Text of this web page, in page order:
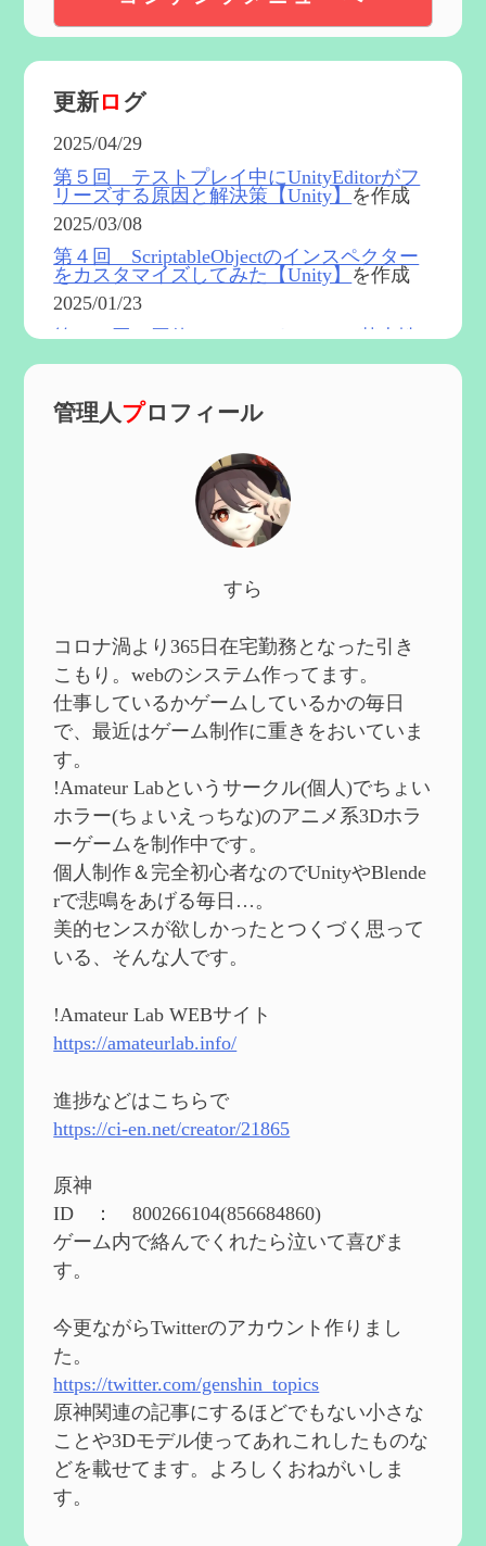
更新ロ グ
2025/04/29
第５回 テストプレイ中にUnityEditorがフ
リーズする原因と解決策【Unity】 を作成
2025/03/08
第４回 ScriptableObjectのインスペクター
をカスタマイズしてみた【Unity】 を作成
2025/01/23
第５４回 召使(アルレッキーノ)の基本性
第６０回 炎神マーヴィカの性能、探索に
第５９回 アチーブメント「対決者・２」
を作成
第５８回 集敵以外のすべてを持ってしま
ったサポーターシロネンの解説【2凸ま
2024/09/02
第５７回 アチーブメント「対決者・１」
を手に入れたい
を作成
2024/09/02
第５６回 ムアラニの簡易解説と使用感な
ど【0~1凸】
2024/08/11
第５５回 【無凸無モチ】エミリエを使っ
てみた感想を作成
2024/06/26
第４９回 フリーナの簡易性能紹介とテン
ションについての検証を更新
2024/05/12
能と3凸までを更新
2024/05/11
eを3BBB化してみた
2024/04/26
能と3凸まで
2024/04/03
第４８回 ヌヴィレットの性能と凸比較
更新
2024/2/10
能 それぞれの強みなどを作成
2024/2/04
第５２回 璃月精鋭狩ルート【沈玉の谷
編】を作成
2024/1/25
Ultimate Trainerの使い方【RE2】を作成
2024/1/23
管理人プロフィール
すら
コロナ渦より365日在宅勤務となった引き
こもり。webのシステム作ってます。
仕事しているかゲームしているかの毎日
で、最近はゲーム制作に重きをおいていま
す。
!Amateur Labというサークル(個人)でちょい
ホラー(ちょいえっちな)のアニメ系3Dホラ
ーゲームを制作中です。
個人制作＆完全初心者なのでUnityやBlende
rで悲鳴をあげる毎日…。
美的センスが欲しかったとつくづく思って
いる、そんな人です。
!Amateur Lab WEBサイト
https://amateurlab.info/
進捗などはこちらで
https://ci-en.net/creator/21865
原神
ID ： 800266104(856684860)
ゲーム内で絡んでくれたら泣いて喜びま
す。
今更ながらTwitterのアカウント作りまし
た。
https://twitter.com/genshin_topics
原神関連の記事にするほどでもない小さな
ことや3Dモデル使ってあれこれしたものな
どを載せてます。よろしくおねがいしま
す。